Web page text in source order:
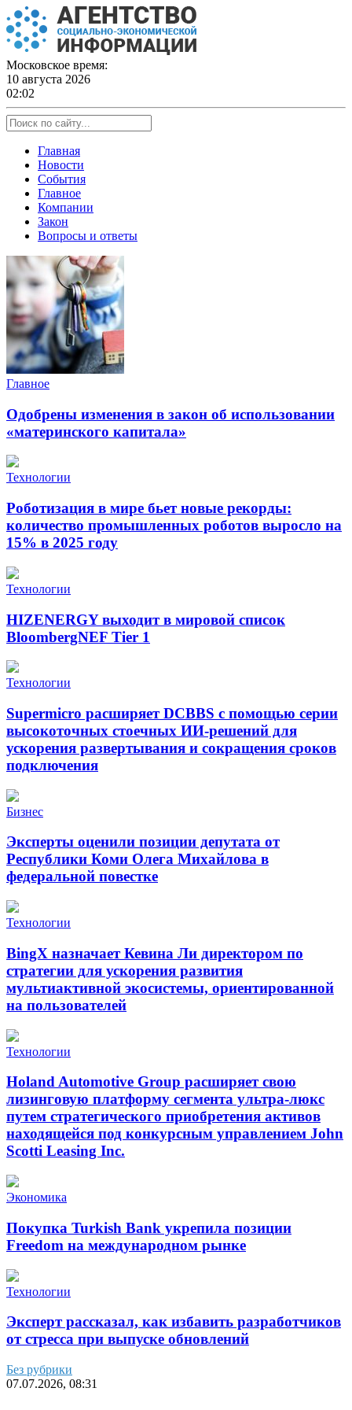
Skip
to
content
Московское время:
10 августа 2026
02:02
Главная
Новости
События
Главное
Компании
Закон
Вопросы и ответы
Главное
Одобрены изменения в закон об использовании
«материнского капитала»
Технологии
Роботизация в мире бьет новые рекорды:
количество промышленных роботов выросло на
15% в 2025 году
Технологии
HIZENERGY выходит в мировой список
BloombergNEF Tier 1
Технологии
Supermicro расширяет DCBBS с помощью серии
высокоточных стоечных ИИ-решений для
ускорения развертывания и сокращения сроков
подключения
Бизнес
Эксперты оценили позиции депутата от
Республики Коми Олега Михайлова в
федеральной повестке
Технологии
BingX назначает Кевина Ли директором по
стратегии для ускорения развития
мультиактивной экосистемы, ориентированной
на пользователей
Технологии
Holand Automotive Group расширяет свою
лизинговую платформу сегмента ультра-люкс
путем стратегического приобретения активов
находящейся под конкурсным управлением John
Scotti Leasing Inc.
Экономика
Покупка Turkish Bank укрепила позиции
Freedom на международном рынке
Технологии
Эксперт рассказал, как избавить разработчиков
от стресса при выпуске обновлений
Без рубрики
07.07.2026, 08:31